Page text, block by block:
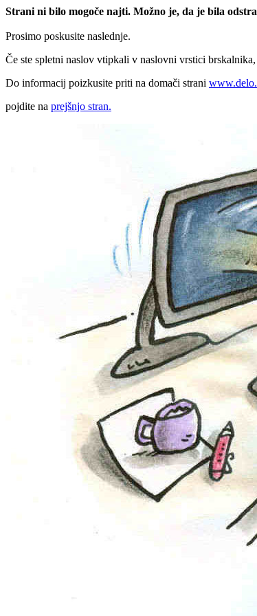
Strani ni bilo mogoče najti. Možno je, da je bila
Prosimo poskusite naslednje.
Če ste spletni naslov vtipkali v naslovni vrstici
Do informacij poizkusite priti na domači strani
pojdite na prejšnjo stran.